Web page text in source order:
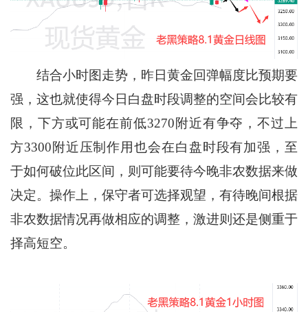
结合小时图走势，昨日黄金回弹幅度比预期要
强，这也就使得今日白盘时段调整的空间会比较有
限，下方或可能在前低3270附近有争夺，不过上
方3300附近压制作用也会在白盘时段有加强，至
于如何破位此区间，则可能要待今晚非农数据来做
决定。操作上，保守者可选择观望，有待晚间根据
非农数据情况再做相应的调整，激进则还是侧重于
择高短空。